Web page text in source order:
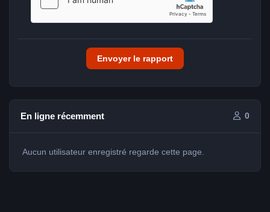
Envoyer le rapport
En ligne récemment 0
Aucun utilisateur enregistré regarde cette page.